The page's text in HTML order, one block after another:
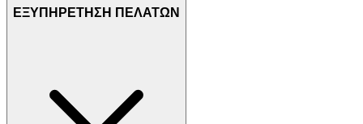
ΕΞΥΠΗΡΕΤΗΣΗ ΠΕΛΑΤΩΝ